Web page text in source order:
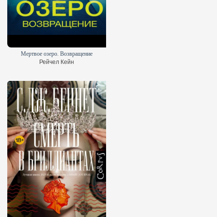
Мертвое озеро. Возвращение
Рейчел Кейн